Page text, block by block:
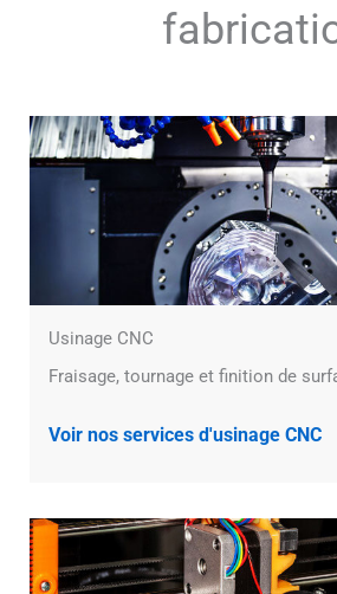
Usinage CNC
Fraisage, tournage et finition de
Voir nos services d'usinage CNC